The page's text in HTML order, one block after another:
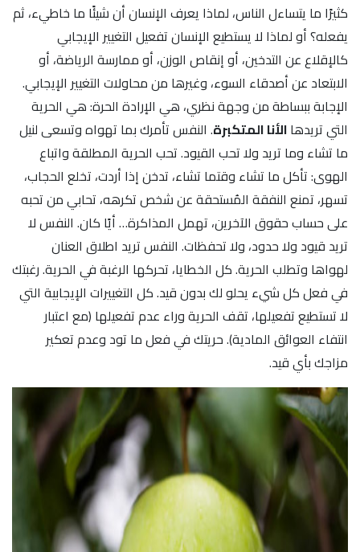
كثيرًا ما يتساءل الناس، لماذا يعرف الإنسان أن شيئًا ما خاطيء، ثم
يفعله؟ أو لماذا لا يستطيع الإنسان تفعيل التغيير الإيجابي
كالإقلاع عن التدخين، أو إنقاص الوزن، أو ممارسة الرياضة، أو
الابتعاد عن أصدقاء السوء، وغيرها من محاولات التغيير الإيجابي.
الإجابة ببساطة من وجهة نظري، هي الإرادة الحرة: هي الحرية
التي تريدهاالأنا المتكبرة. النفس تأمرك بما تهواه وتسعى لنيل
ما تشاء وما تريد ولا تحب القيود. تحب الحرية المطلقة واتباع
الهوى: تأكل ما تشاء وقتما تشاء، تدخن إذا أردت، تخلع الحجاب،
تسهر، تمنع النفقة المُستحقة عن شخص تكرهه، تحابي من تحبه
على حساب حقوق الآخرين، تهمل المذاكرة… أيًا كان. النفس لا
تريد قيود ولا حدود، ولا تحفظات. النفس تريد اطلاق العنان
لهواها وتطلب الحرية. كل الخطايا، تحركها الرغبة في الحرية. رغبتك
في فعل كل شيء يحلو لك بدون قيد. كل التغييرات الإيجابية التي
لا تستطيع تفعيلها، تقف الحرية وراء عدم تفعيلها (مع اعتبار
انتفاء العوائق المادية). حريتك في فعل ما تود وعدم تعكير
مزاجك بأي قيد.